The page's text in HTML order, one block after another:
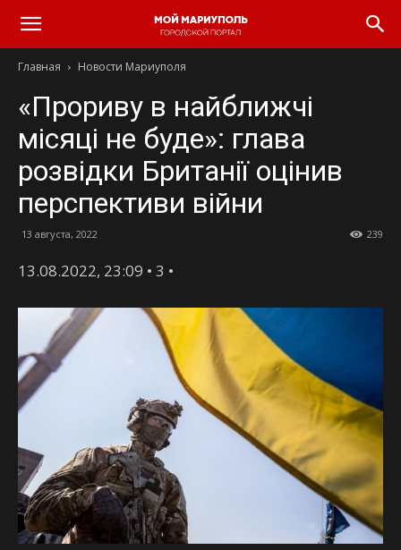
Главная Новости Мариуполя
«Прориву в найближчі
місяці не буде»: глава
розвідки Британії оцінив
перспективи війни
13 августа, 2022 239
13.08.2022, 23:09 • 3 •